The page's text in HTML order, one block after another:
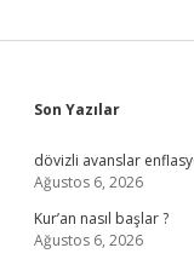
Sidebar
Son Yazılar
dövizli avanslar
Ağustos 6, 2026
Kur’an nasıl başlar ?
Ağustos 6, 2026